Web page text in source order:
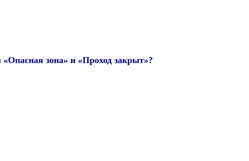
зона» и «Проход закрыт»?